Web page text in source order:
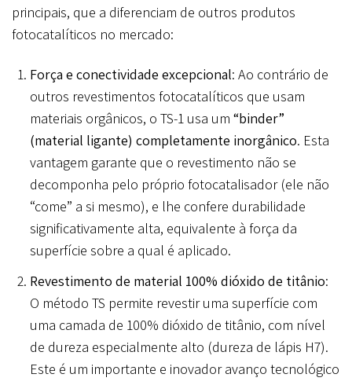
principais, que a diferenciam de outros produtos
fotocatalíticos no mercado:
Força e conectividade excepcional: Ao contrário de
outros revestimentos fotocatalíticos que usam
materiais orgânicos, o TS-1 usa um“binder”
(material ligante) completamente inorgânico. Esta
vantagem garante que o revestimento não se
decomponha pelo próprio fotocatalisador (ele não
“come” a si mesmo), e lhe confere durabilidade
significativamente alta, equivalente à força da
superfície sobre a qual é aplicado.
Revestimento de material 100% dióxido de titânio:
O método TS permite revestir uma superfície com
uma camada de 100% dióxido de titânio, com nível
de dureza especialmente alto (dureza de lápis H7).
Este é um importante e inovador avanço tecnológico